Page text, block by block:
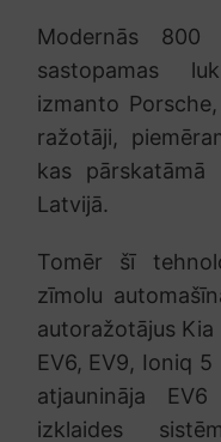
Modernās 800
sastopamas
izmanto
ražotāji,
kas
Latvijā.
Tomēr šī
zīmolu
autoražotājus Kia
EV6, EV9, Ioniq
atjaunināja
izklaides